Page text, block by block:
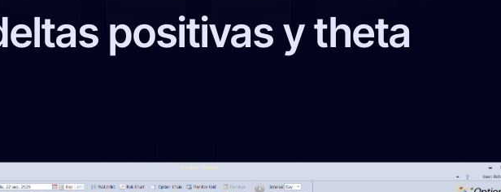
positivas y theta